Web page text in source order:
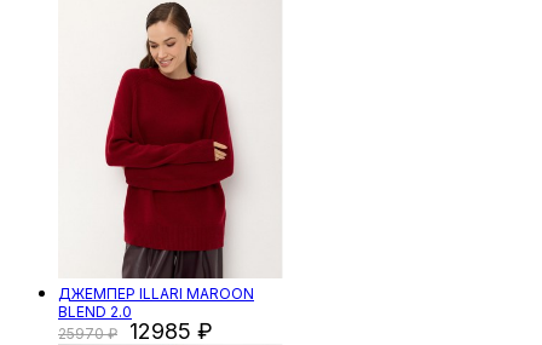
ДЖЕМПЕР ILLARI MAROON
BLEND 2.0
25970
12985